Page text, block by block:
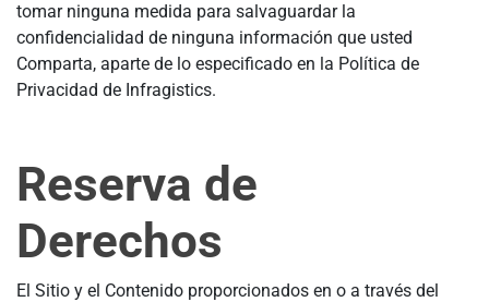
tomar ninguna medida para salvaguardar la
confidencialidad de ninguna información que usted
Comparta, aparte de lo especificado en la Política de
Privacidad de Infragistics.
Reserva de
Derechos
El Sitio y el Contenido proporcionados en o a través del